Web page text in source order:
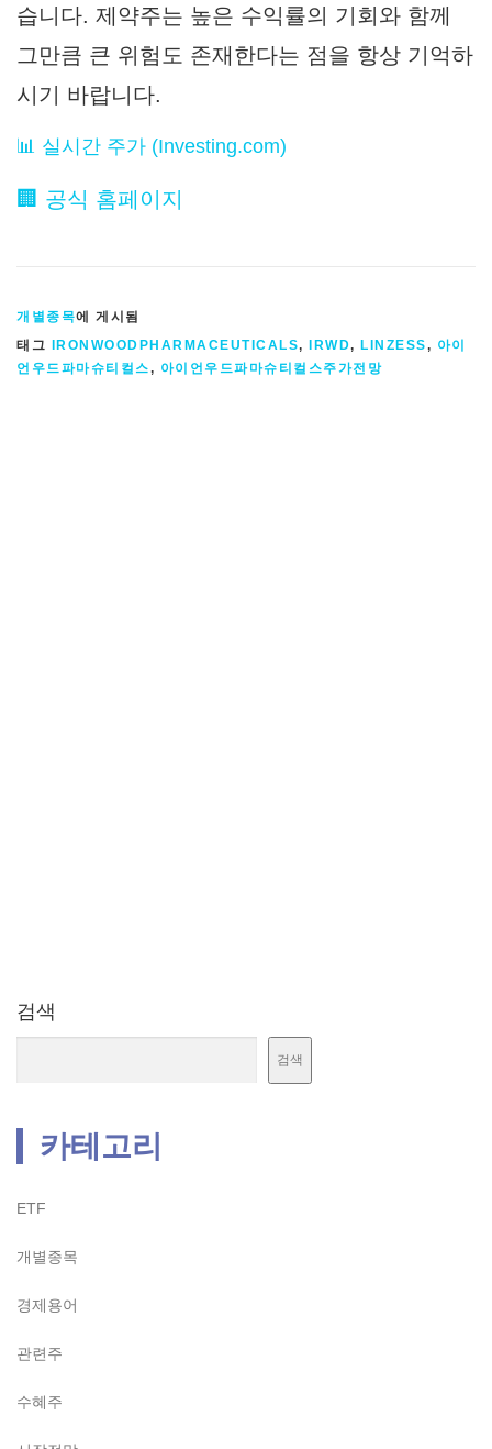
습니다. 제약주는 높은 수익률의 기회와 함께
그만큼 큰 위험도 존재한다는 점을 항상 기억하
시기 바랍니다.
📊 실시간 주가 (Investing.com)
🏢 공식 홈페이지
개별종목에 게시됨
태그 IRONWOODPHARMACEUTICALS, IRWD, LINZESS, 아이
언우드파마슈티컬스, 아이언우드파마슈티컬스주가전망
검색
검색
카테고리
ETF
개별종목
경제용어
관련주
수혜주